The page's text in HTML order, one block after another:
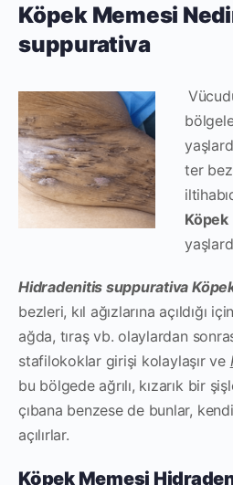
Köpek Memesi
suppurativa
ter
Köpek
Hidradenitis suppurativa
bezleri, kıl ağızlarına açıldığı
ağda, tıraş vb. olaylardan
stafilokoklar girişi kolaylaşır ve
bu bölgede ağrılı, kızarık bir
çıbana benzese de bunlar,
açılırlar.
Köpek Memesi